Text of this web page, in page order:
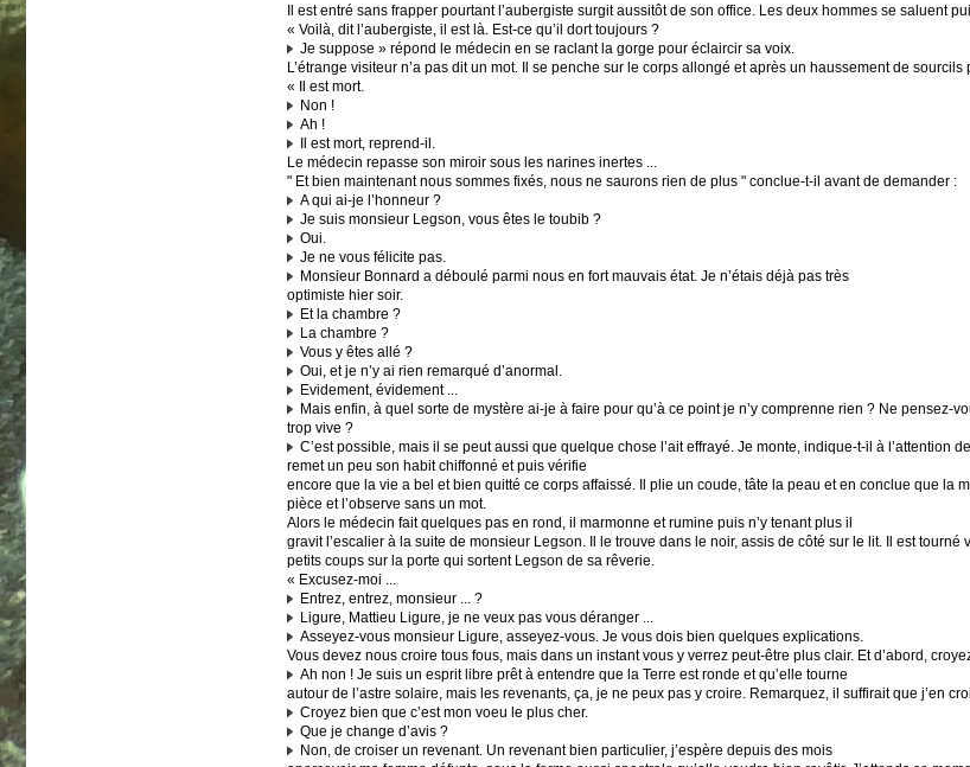
Il est entré sans frapper pourtant l’aubergiste surgit aussitôt de son office. Les deux hommes se saluent
« Voilà, dit l’aubergiste, il est là. Est-ce qu’il dort toujours ?
Je suppose » répond le médecin en se raclant la gorge pour éclaircir sa voix.
L’étrange visiteur n’a pas dit un mot. Il se penche sur le corps allongé et après un haussement de
« Il est mort.
Non !
Ah !
Il est mort, reprend-il.
Le médecin repasse son miroir sous les narines inertes ...
" Et bien maintenant nous sommes fixés, nous ne saurons rien de plus " conclue-t-il avant de demander :
A qui ai-je l’honneur ?
Je suis monsieur Legson, vous êtes le toubib ?
Oui.
Je ne vous félicite pas.
Monsieur Bonnard a déboulé parmi nous en fort mauvais état. Je n’étais déjà pas très
optimiste hier soir.
Et la chambre ?
La chambre ?
Vous y êtes allé ?
Oui, et je n’y ai rien remarqué d’anormal.
Evidement, évidement ...
Mais enfin, à quel sorte de mystère ai-je à faire pour qu’à ce point je n’y comprenne rien ? Ne
trop vive ?
C’est possible, mais il se peut aussi que quelque chose l’ait effrayé. Je monte, indique-t-il à l’attention
remet un peu son habit chiffonné et puis vérifie
encore que la vie a bel et bien quitté ce corps affaissé. Il plie un coude, tâte la peau et en conclue que la
pièce et l’observe sans un mot.
Alors le médecin fait quelques pas en rond, il marmonne et rumine puis n’y tenant plus il
gravit l’escalier à la suite de monsieur Legson. Il le trouve dans le noir, assis de côté sur le lit. Il est
petits coups sur la porte qui sortent Legson de sa rêverie.
« Excusez-moi ...
Entrez, entrez, monsieur ... ?
Ligure, Mattieu Ligure, je ne veux pas vous déranger ...
Asseyez-vous monsieur Ligure, asseyez-vous. Je vous dois bien quelques explications.
Vous devez nous croire tous fous, mais dans un instant vous y verrez peut-être plus clair. Et d’abord,
Ah non ! Je suis un esprit libre prêt à entendre que la Terre est ronde et qu’elle tourne
autour de l’astre solaire, mais les revenants, ça, je ne peux pas y croire. Remarquez, il suffirait que j’en
Croyez bien que c’est mon voeu le plus cher.
Que je change d’avis ?
Non, de croiser un revenant. Un revenant bien particulier, j’espère depuis des mois